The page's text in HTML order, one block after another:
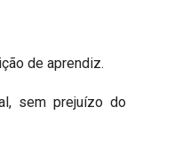
de aprendiz.
sem prejuízo do